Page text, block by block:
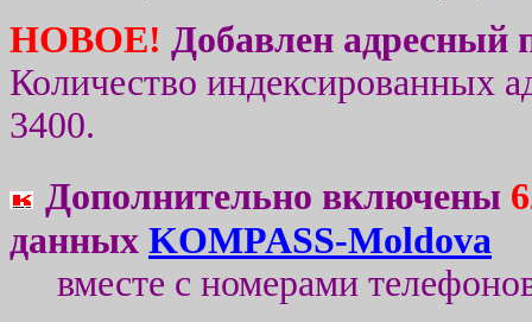
НОВОЕ! Добавлен адресный
Количество индексированных
3400.
Дополнительно включены
данных KOMPASS-Moldova
вместе с номерами